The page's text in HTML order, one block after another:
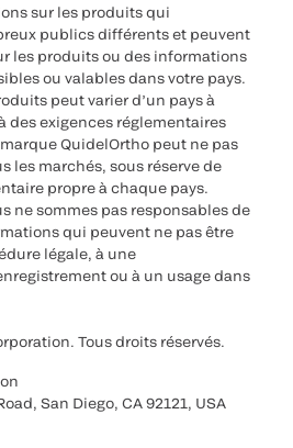
sur les produits qui
publics différents et peuvent
les produits ou des informations
ou valables dans votre pays.
peut varier d’un pays à
des exigences réglementaires
QuidelOrtho peut ne pas
les marchés, sous réserve de
propre à chaque pays.
ne sommes pas responsables de
qui peuvent ne pas être
légale, à une
ou à un usage dans
Tous droits réservés.
San Diego, CA 92121, USA